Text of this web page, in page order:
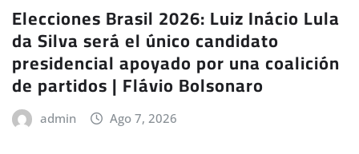
Elecciones Brasil 2026: Luiz Inácio Lula
da Silva será el único candidato
presidencial apoyado por una coalición
de partidos | Flávio Bolsonaro
admin Ago 7, 2026